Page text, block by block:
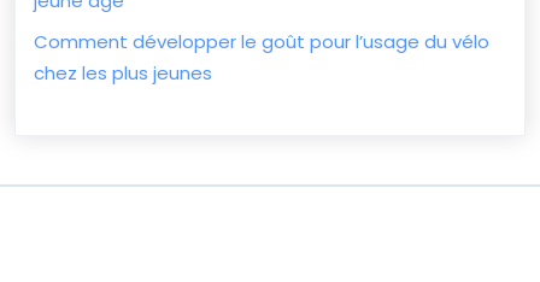
Comment développer le goût pour l’usage du vélo
chez les plus jeunes